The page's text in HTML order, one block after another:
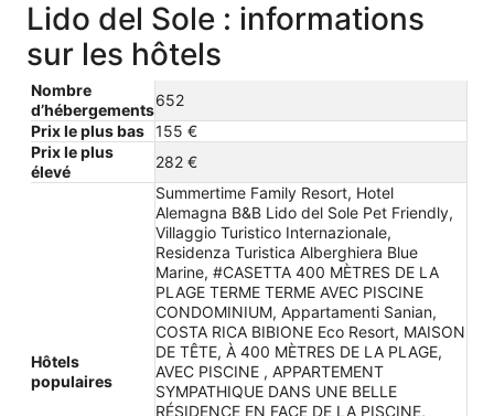
Lido del Sole : informations
sur les hôtels
Nombre
d’hébergements
652
Prix le plus bas 155 €
Prix le plus
élevé
282 €
Hôtels
populaires
Summertime Family Resort, Hotel
Alemagna B&B Lido del Sole Pet Friendly,
Villaggio Turistico Internazionale,
Residenza Turistica Alberghiera Blue
Marine, #CASETTA 400 MÈTRES DE LA
PLAGE TERME TERME AVEC PISCINE
CONDOMINIUM, Appartamenti Sanian,
COSTA RICA BIBIONE Eco Resort, MAISON
DE TÊTE, À 400 MÈTRES DE LA PLAGE,
AVEC PISCINE , APPARTEMENT
SYMPATHIQUE DANS UNE BELLE
RÉSIDENCE EN FACE DE LA PISCINE,